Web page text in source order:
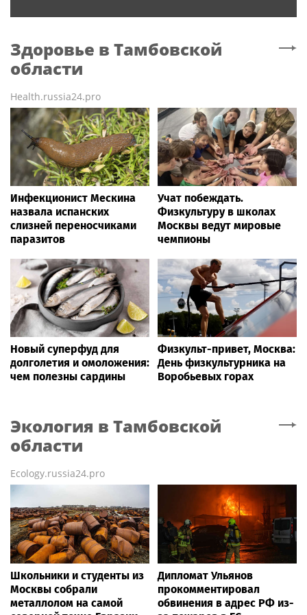
Здоровье в Тамбовской
области
Health.russia24.pro
Инфекционист Мескина
назвала испанских
слизней переносчиками
паразитов
Учат побеждать.
Физкультуру в школах
Москвы ведут мировые
чемпионы
Новый суперфуд для
долголетия и омоложения:
чем полезны сардины
Физкульт-привет, Москва:
День физкультурника на
Воробьевых горах
Экология в Тамбовской
области
Ecology.russia24.pro
Школьники и студенты из
Москвы собрали
металлолом на самой
Дипломат Ульянов
прокомментировал
обвинения в адрес РФ из-